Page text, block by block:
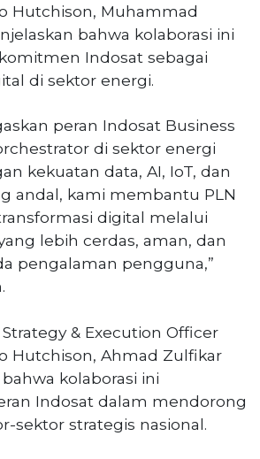
Hutchison, Muhammad
bahwa kolaborasi ini
Indosat sebagai
di sektor energi.
peran Indosat Business
di sektor energi
kekuatan data, AI, IoT, dan
andal, kami membantu PLN
digital melalui
lebih cerdas, aman, dan
pengalaman pengguna,”
& Execution Officer
Hutchison, Ahmad Zulfikar
kolaborasi ini
Indosat dalam mendorong
sektor strategis nasional.